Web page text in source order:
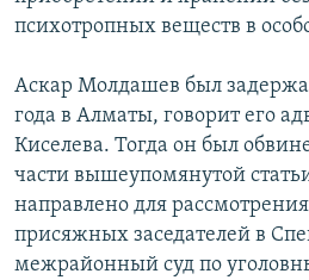
психотропных веществ в
Аскар Молдашев был
года в Алматы, говорит его
Киселева. Тогда он был
части вышеупомянутой
направлено для
присяжных заседателей в
межрайонный суд по